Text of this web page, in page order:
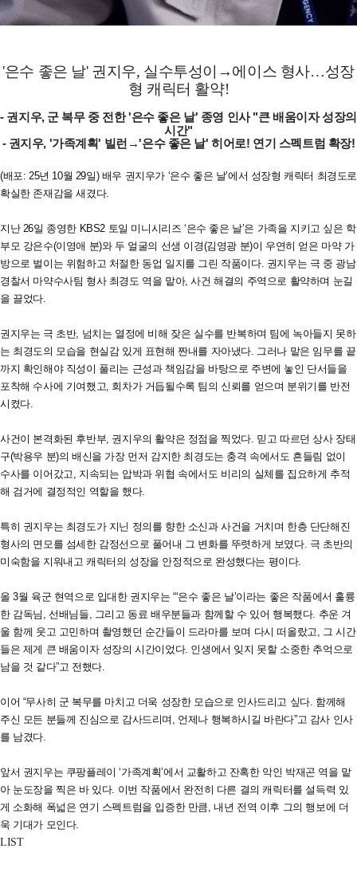
'은수 좋은 날' 권지우, 실수투성이→에이스 형사…성장
형 캐릭터 활약!
- 권지우, 군 복무 중 전한 '은수 좋은 날' 종영 인사 "큰 배움이자 성장의
시간"
- 권지우, '가족계획' 빌런→'은수 좋은 날' 히어로! 연기 스펙트럼 확장!
(배포: 25년 10월 29일) 배우 권지우가 ‘은수 좋은 날’에서 성장형 캐릭터 최경도로
확실한 존재감을 새겼다.
지난 26일 종영한 KBS2 토일 미니시리즈 ‘은수 좋은 날’은 가족을 지키고 싶은 학
부모 강은수(이영애 분)와 두 얼굴의 선생 이경(김영광 분)이 우연히 얻은 마약 가
방으로 벌이는 위험하고 처절한 동업 일지를 그린 작품이다. 권지우는 극 중 광남
경찰서 마약수사팀 형사 최경도 역을 맡아, 사건 해결의 주역으로 활약하며 눈길
을 끌었다.
권지우는 극 초반, 넘치는 열정에 비해 잦은 실수를 반복하며 팀에 녹아들지 못하
는 최경도의 모습을 현실감 있게 표현해 짠내를 자아냈다. 그러나 맡은 임무를 끝
까지 확인해야 직성이 풀리는 근성과 책임감을 바탕으로 주변에 놓인 단서들을
포착해 수사에 기여했고, 회차가 거듭될수록 팀의 신뢰를 얻으며 분위기를 반전
시켰다.
사건이 본격화된 후반부, 권지우의 활약은 정점을 찍었다. 믿고 따르던 상사 장태
구(박용우 분)의 배신을 가장 먼저 감지한 최경도는 충격 속에서도 흔들림 없이
수사를 이어갔고, 지속되는 압박과 위협 속에서도 비리의 실체를 집요하게 추적
해 검거에 결정적인 역할을 했다.
특히 권지우는 최경도가 지닌 정의를 향한 소신과 사건을 거치며 한층 단단해진
형사의 면모를 섬세한 감정선으로 풀어내 그 변화를 뚜렷하게 보였다. 극 초반의
미숙함을 지워내고 캐릭터의 성장을 안정적으로 완성했다는 평이다.
올 3월 육군 현역으로 입대한 권지우는 “‘은수 좋은 날’이라는 좋은 작품에서 훌륭
한 감독님, 선배님들, 그리고 동료 배우분들과 함께할 수 있어 행복했다. 추운 겨
울 함께 웃고 고민하며 촬영했던 순간들이 드라마를 보며 다시 떠올랐고, 그 시간
들은 제게 큰 배움이자 성장의 시간이었다. 인생에서 잊지 못할 소중한 추억으로
남을 것 같다”고 전했다.
이어 “무사히 군 복무를 마치고 더욱 성장한 모습으로 인사드리고 싶다. 함께해
주신 모든 분들께 진심으로 감사드리며, 언제나 행복하시길 바란다”고 감사 인사
를 남겼다.
앞서 권지우는 쿠팡플레이 ‘가족계획’에서 교활하고 잔혹한 악인 박재곤 역을 맡
아 눈도장을 찍은 바 있다. 이번 작품에서 완전히 다른 결의 캐릭터를 설득력 있
게 소화해 폭넓은 연기 스펙트럼을 입증한 만큼, 내년 전역 이후 그의 행보에 더
욱 기대가 모인다.
LIST